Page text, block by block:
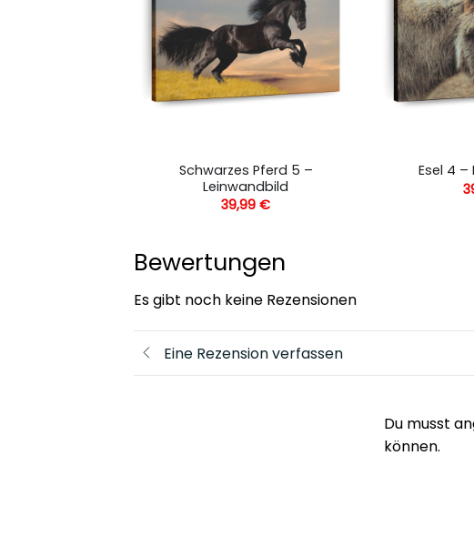
Schwarzes Pferd 5 –
Leinwandbild
39,99€
Esel 4 –
Bewertungen
Es gibt noch keine Rezensionen
Eine Rezension verfassen
Du musst
können.